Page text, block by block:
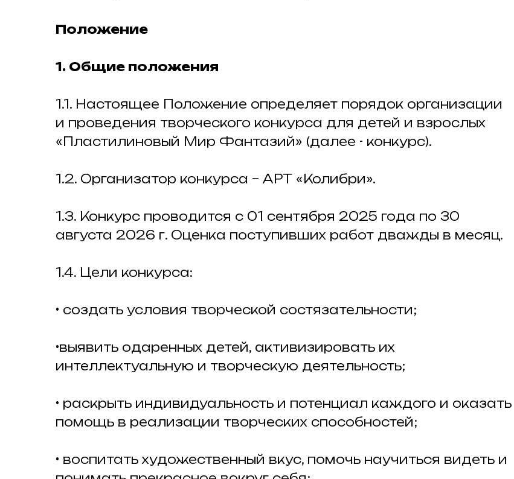
Положение
1. Общие положения
1.1. Настоящее Положение определяет порядок организации
и проведения творческого конкурса для детей и взрослых
«Пластилиновый Мир Фантазий» (далее - конкурс).
1.2. Организатор конкурса – АРТ «Колибри».
1.3. Конкурс проводится с 01 сентября 2025 года по 30
августа 2026 г. Оценка поступивших работ дважды в месяц.
1.4. Цели конкурса:
• создать условия творческой состязательности;
•выявить одаренных детей, активизировать их
интеллектуальную и творческую деятельность;
• раскрыть индивидуальность и потенциал каждого и оказать
помощь в реализации творческих способностей;
• воспитать художественный вкус, помочь научиться видеть и